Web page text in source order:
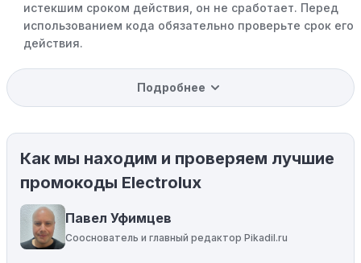
истекшим сроком действия, он не сработает. Перед
использованием кода обязательно проверьте срок его
действия.
Уже со скидкой:В некоторых случаях интересующий
вас товар может быть уже со скидкой. Некоторые
магазины предлагают скидки и акции напрямую, без
Ограничения на использование промокода:
Некоторые промокоды распространяются только на
определенные товары, бренды или категории. Если вы
пытаетесь применить код к товару, не
соответствующему критериям, он не сработает.
Подробнее
Как мы находим и проверяем лучшие
промокоды Electrolux
Павел Уфимцев
Сооснователь и главный редактор Pikadil.ru